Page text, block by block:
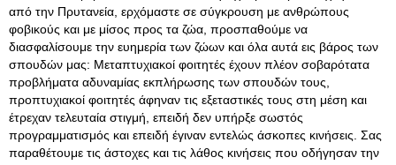
από την Πρυτανεία, ερχόμαστε σε σύγκρουση με ανθρώπους
φοβικούς και με μίσος προς τα ζώα, προσπαθούμε να
διασφαλίσουμε την ευημερία των ζώων και όλα αυτά εις βάρος των
σπουδών μας: Μεταπτυχιακοί φοιτητές έχουν πλέον σοβαρότατα
προβλήματα αδυναμίας εκπλήρωσης των σπουδών τους,
προπτυχιακοί φοιτητές άφηναν τις εξεταστικές τους στη μέση και
έτρεχαν τελευταία στιγμή, επειδή δεν υπήρξε σωστός
προγραμματισμός και επειδή έγιναν εντελώς άσκοπες κινήσεις. Σας
παραθέτουμε τις άστοχες και τις λάθος κινήσεις που οδήγησαν την